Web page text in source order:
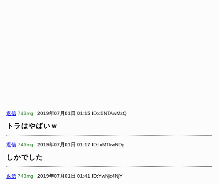
返信 743mg 2019年07月01日 01:15 ID:c0NTAwMzQ
トラはやばいｗ
返信 743mg 2019年07月01日 01:17 ID:IxMTkwNDg
しかでした
返信 743mg 2019年07月01日 01:41 ID:YwNjc4NjY